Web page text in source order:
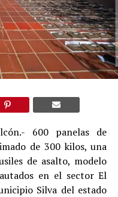
600 panelas de
de 300 kilos, una
de asalto, modelo
en el sector El
Silva del estado